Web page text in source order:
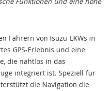
Fahrern von Isuzu-LKWs in
GPS-Erlebnis und eine
die nahtlos in das
integriert ist. Speziell für
die Navigation die